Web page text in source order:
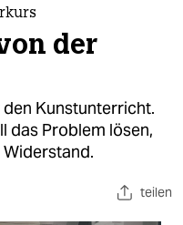
der
Kunstunterricht.
das Problem lösen,
teilen